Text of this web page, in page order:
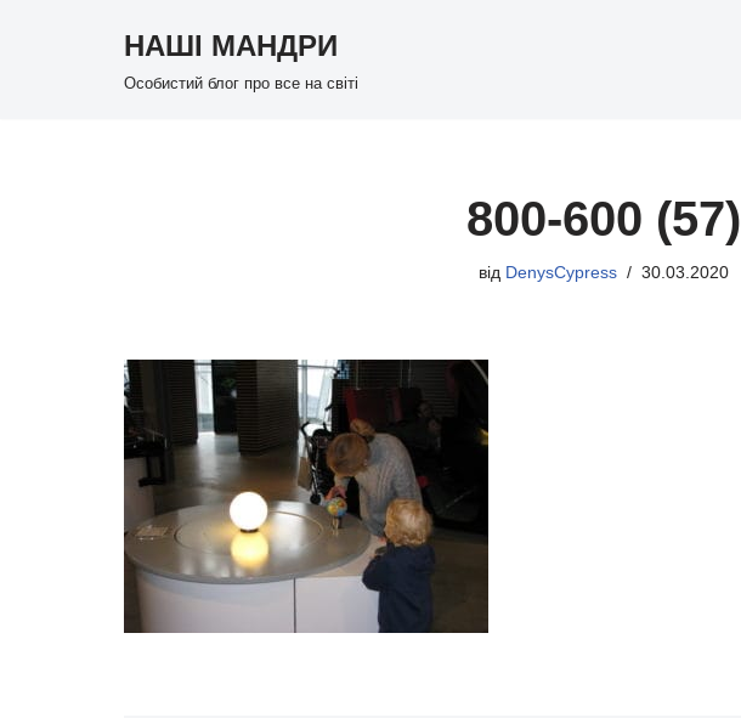
НАШІ МАНДРИ
Особистий блог про все на світі
800-600 (57)
від DenysCypress 30.03.2020